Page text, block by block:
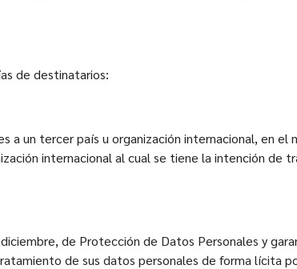
de destinatarios:
un tercer país u organización internacional, en el
internacional al cual se tiene la intención de
de Protección de Datos Personales y
de sus datos personales de forma lícita